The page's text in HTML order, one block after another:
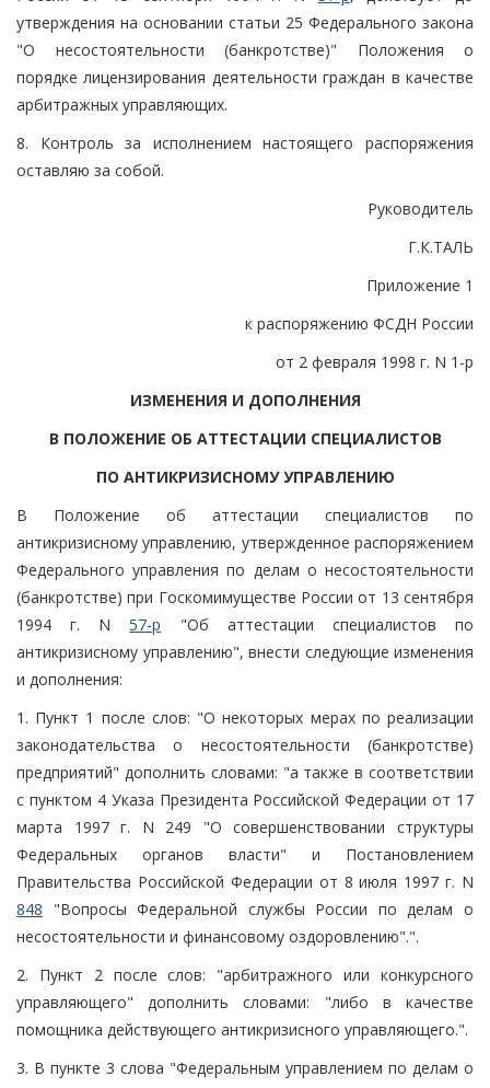
утверждения на основании статьи 25 Федерального закона
"О несостоятельности (банкротстве)" Положения о
порядке лицензирования деятельности граждан в качестве
арбитражных управляющих.
8. Контроль за исполнением настоящего распоряжения
оставляю за собой.
Руководитель
Г.К.ТАЛЬ
Приложение 1
к распоряжению ФСДН России
от 2 февраля 1998 г. N 1-р
ИЗМЕНЕНИЯ И ДОПОЛНЕНИЯ
В ПОЛОЖЕНИЕ ОБ АТТЕСТАЦИИ СПЕЦИАЛИСТОВ
ПО АНТИКРИЗИСНОМУ УПРАВЛЕНИЮ
В Положение об аттестации специалистов по
антикризисному управлению, утвержденное распоряжением
Федерального управления по делам о несостоятельности
(банкротстве) при Госкомимуществе России от 13 сентября
1994 г. N57-р "Об аттестации специалистов по
антикризисному управлению", внести следующие изменения
и дополнения:
1. Пункт 1 после слов: "О некоторых мерах по реализации
законодательства о несостоятельности (банкротстве)
предприятий" дополнить словами: "а также в соответствии
с пунктом 4 Указа Президента Российской Федерации от 17
марта 1997 г. N 249 "О совершенствовании структуры
Федеральных органов власти" и Постановлением
Правительства Российской Федерации от 8 июля 1997 г. N
848 "Вопросы Федеральной службы России по делам о
несостоятельности и финансовому оздоровлению".".
2. Пункт 2 после слов: "арбитражного или конкурсного
управляющего" дополнить словами: "либо в качестве
помощника действующего антикризисного управляющего.".
3. В пункте 3 слова "Федеральным управлением по делам о